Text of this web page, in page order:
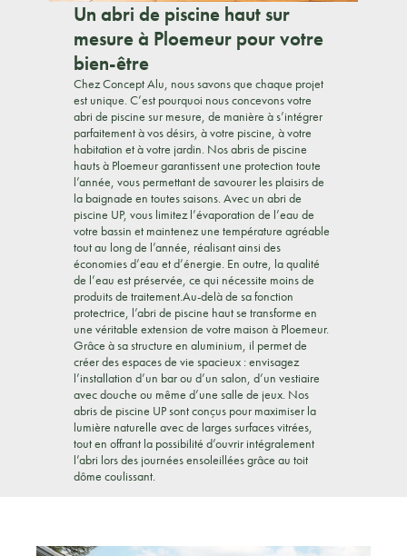
Un abri de piscine haut sur
mesure à Ploemeur pour votre
bien-être
Chez Concept Alu, nous savons que chaque projet
est unique. C’est pourquoi nous concevons votre
abri de piscine sur mesure, de manière à s’intégrer
parfaitement à vos désirs, à votre piscine, à votre
habitation et à votre jardin. Nos abris de piscine
hauts à Ploemeur garantissent une protection toute
l’année, vous permettant de savourer les plaisirs de
la baignade en toutes saisons. Avec un abri de
piscine UP, vous limitez l’évaporation de l’eau de
votre bassin et maintenez une température agréable
tout au long de l’année, réalisant ainsi des
économies d’eau et d’énergie. En outre, la qualité
de l’eau est préservée, ce qui nécessite moins de
produits de traitement.Au-delà de sa fonction
protectrice, l’abri de piscine haut se transforme en
une véritable extension de votre maison à Ploemeur.
Grâce à sa structure en aluminium, il permet de
créer des espaces de vie spacieux : envisagez
l’installation d’un bar ou d’un salon, d’un vestiaire
avec douche ou même d’une salle de jeux. Nos
abris de piscine UP sont conçus pour maximiser la
lumière naturelle avec de larges surfaces vitrées,
tout en offrant la possibilité d’ouvrir intégralement
l’abri lors des journées ensoleillées grâce au toit
dôme coulissant.